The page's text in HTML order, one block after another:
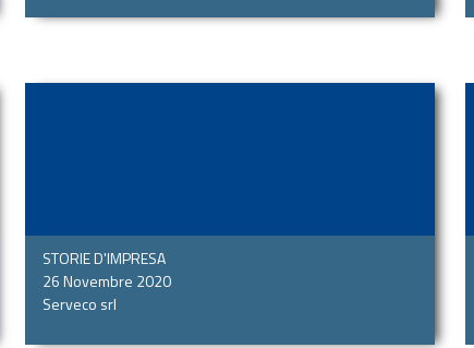
STORIE D'IMPRESA
26 Novembre 2020
Serveco srl